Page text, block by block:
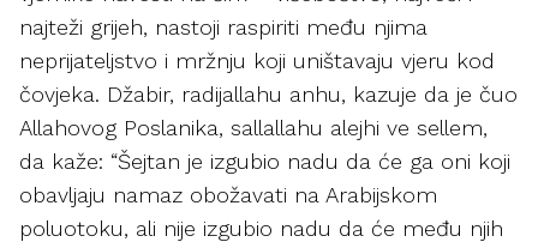
najteži grijeh, nastoji raspiriti među njima
neprijateljstvo i mržnju koji uništavaju vjeru kod
čovjeka. Džabir, radijallahu anhu, kazuje da je čuo
Allahovog Poslanika, sallallahu alejhi ve sellem,
da kaže: “Šejtan je izgubio nadu da će ga oni koji
obavljaju namaz obožavati na Arabijskom
poluotoku, ali nije izgubio nadu da će među njih